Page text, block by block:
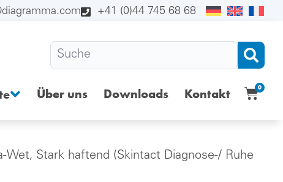
+41 (0)44 745 68 68
Über uns Downloads Kontakt 0
Wet, Stark haftend (Skintact Diagnose-/ Ruhe